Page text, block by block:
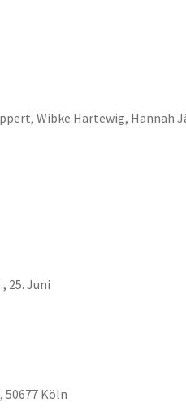
Wibke Hartewig, Hannah
25. Juni
50677 Köln